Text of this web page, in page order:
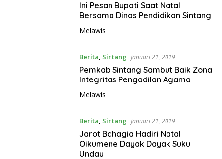
Ini Pesan Bupati Saat Natal
Bersama Dinas Pendidikan Sintang
Melawis
Berita, Sintang Januari 21, 2019
Pemkab Sintang Sambut Baik Zona
Integritas Pengadilan Agama
Melawis
Berita, Sintang Januari 21, 2019
Jarot Bahagia Hadiri Natal
Oikumene Dayak Dayak Suku
Undau